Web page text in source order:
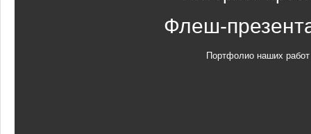
Флеш-
Портфолио наших работ